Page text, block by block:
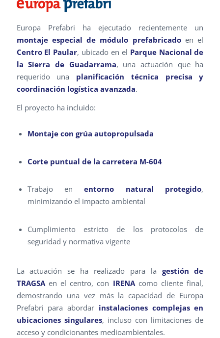
Europa Prefabri ha ejecutado recientemente un
montaje especial de módulo prefabricadoen el
Centro El Paular, ubicado en el Parque Nacional de
la Sierra de Guadarrama, una actuación que ha
requerido una planificación técnica precisa y
coordinación logística avanzada.
El proyecto ha incluido:
Montaje con grúa autopropulsada
Corte puntual de la carretera M-604
Trabajo enentorno natural protegido,
minimizando el impacto ambiental
Cumplimiento estricto de los protocolos de
seguridad y normativa vigente
La actuación se ha realizado para la gestión de
TRAGSAen el centro, con IRENAcomo cliente final,
demostrando una vez más la capacidad de Europa
Prefabri para abordar instalaciones complejas en
ubicaciones singulares, incluso con limitaciones de
acceso y condicionantes medioambientales.